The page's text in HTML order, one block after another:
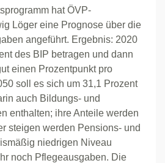
hat ÖVP-
Löger eine Prognose über die
angeführt. Ergebnis: 2020
des BIP betragen und dann
einen Prozentpunkt pro
soll es sich um 31,1 Prozent
auch Bildungs- und
enthalten; ihre Anteile werden
steigen werden Pensions- und
niedrigen Niveau
noch Pflegeausgaben. Die